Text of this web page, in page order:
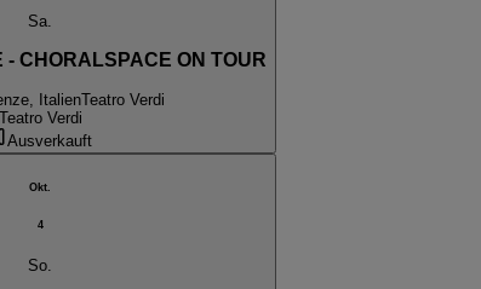
Sa.
- CHORALSPACE ON TOUR
ItalienTeatro Verdi
Teatro Verdi
Ausverkauft
Okt.
4
So.